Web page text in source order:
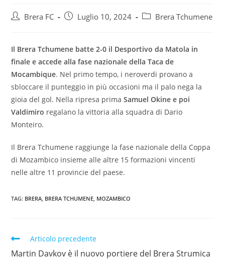
Brera FC Luglio 10, 2024 Brera Tchumene
Il Brera Tchumene batte 2-0 il Desportivo da Matola in
finale e accede alla fase nazionale della Taca de
Mocambique. Nel primo tempo, i neroverdi provano a
sbloccare il punteggio in più occasioni ma il palo nega la
gioia del gol. Nella ripresa prima Samuel Okine e poi
Valdimiro regalano la vittoria alla squadra di Dario
Monteiro.
Il Brera Tchumene raggiunge la fase nazionale della Coppa
di Mozambico insieme alle altre 15 formazioni vincenti
nelle altre 11 provincie del paese.
TAG: BRERA, BRERA TCHUMENE, MOZAMBICO
Articolo precedente
Martin Davkov è il nuovo portiere del Brera Strumica